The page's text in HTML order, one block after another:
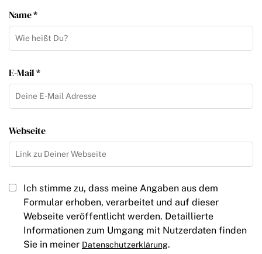
Name *
E-Mail *
Webseite
Ich stimme zu, dass meine Angaben aus dem
Formular erhoben, verarbeitet und auf dieser
Webseite veröffentlicht werden. Detaillierte
Informationen zum Umgang mit Nutzerdaten finden
Sie in meiner Datenschutzerklärung.